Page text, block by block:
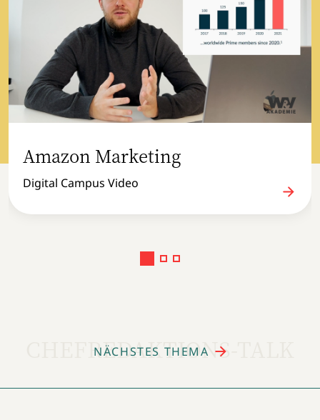
Amazon Marketing
Digital Campus Video
CHEFREDAKTIONS-TALK
NÄCHSTES THEMA